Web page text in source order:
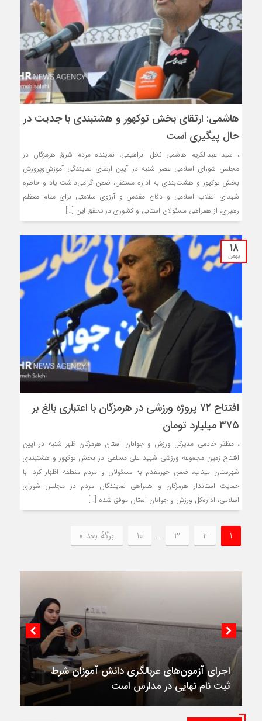
هاشمی: ارتقای بخش توکهور و هشتبندی با جدیت در
حال پیگیری است
، سید عبدالکریم هاشمی نخل ابراهیمی، نماینده مردم شرق هرمزگان در
مجلس شورای اسلامی عصر شنبه در آیین ارتقای نمایندگی آموزش‌وپرورش
بخش توکهور و هشت‌بندی به اداره مستقل، ضمن گرامی‌داشت یاد و خاطره
شهدای انقلاب اسلامی و دفاع مقدس و آرزوی سلامتی برای مقام معظم
رهبری، از همراهی مسئولان استانی و کشوری در تحقق این […]
18
بهمن
افتتاح ۷۲ پروژه ورزشی در هرمزگان با اعتباری بالغ بر
۳۷۵ میلیارد تومان
، مظفر خادمی مدیرکل ورزش و جوانان استان هرمزگان ظهر شنبه در آیین
افتتاح زمین مجموعه ورزشی شهید علی مسلمی در بخش توکهور و هشتبندی
شهرستان میناب، ضمن خیرمقدم به مسئولان و مردم منطقه اظهار کرد: با
حمایت استاندار هرمزگان و همراهی نمایندگان مردم در مجلس شورای
اسلامی، اداره‌کل ورزش و جوانان استان موفق شده […]
1
2
3
…
10 برگهٔ بعد »
اجرای آزمون‌های غربالگری دانش آموزان شرط
ثبت نام نهایی در مدارس است